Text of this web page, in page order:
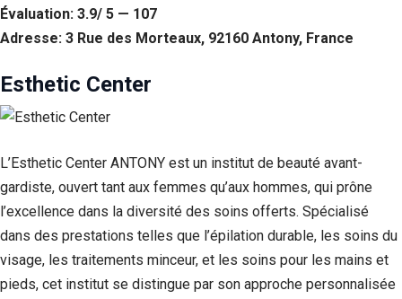
Évaluation: 3.9/ 5 — 107
Adresse: 3 Rue des Morteaux, 92160 Antony, France
Esthetic Center
L’Esthetic Center ANTONY est un institut de beauté avant-
gardiste, ouvert tant aux femmes qu’aux hommes, qui prône
l’excellence dans la diversité des soins offerts. Spécialisé
dans des prestations telles que l’épilation durable, les soins du
visage, les traitements minceur, et les soins pour les mains et
pieds, cet institut se distingue par son approche personnalisée